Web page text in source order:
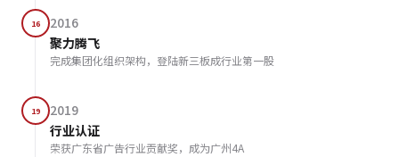
16
2016
聚力腾飞
完成集团化组织架构，登陆新三板成行业第一股
19
2019
行业认证
荣获广东省广告行业贡献奖，成为广州4A